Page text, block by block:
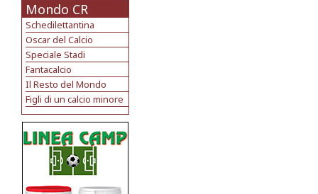
Mondo CR
Schedilettantina
Oscar del Calcio
Speciale Stadi
Fantacalcio
Il Resto del Mondo
Figli di un calcio minore